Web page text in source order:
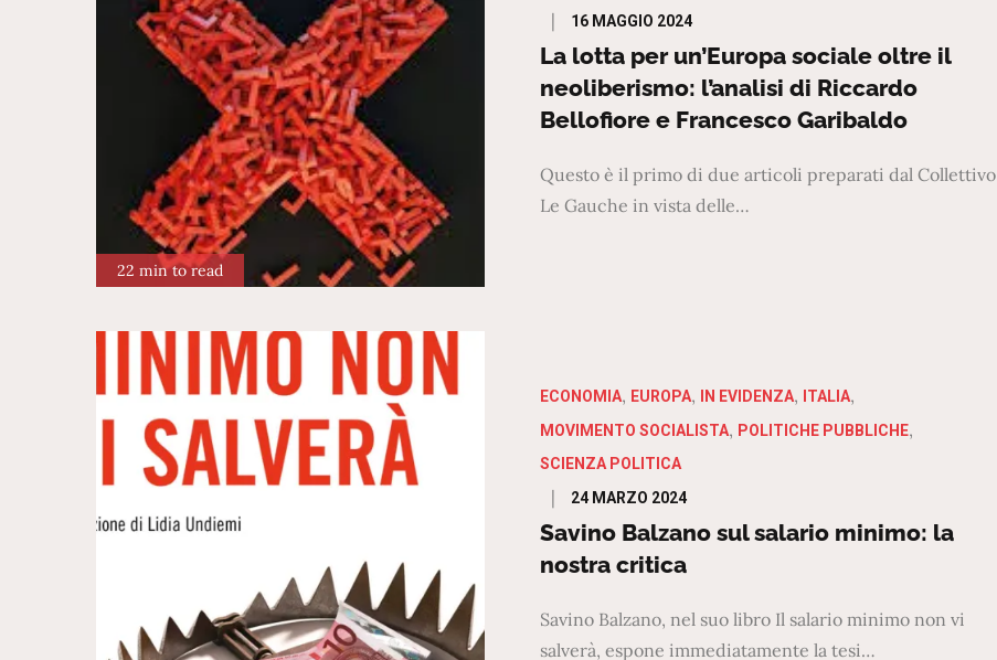
22 min to read
Posted
on
16 MAGGIO 2024
La lotta per un’Europa sociale oltre il
neoliberismo: l’analisi di Riccardo
Bellofiore e Francesco Garibaldo
Questo è il primo di due articoli preparati dal Collettivo
Le Gauche in vista delle…
ECONOMIA EUROPA IN EVIDENZA
ITALIA
MOVIMENTO SOCIALISTA
POLITICHE PUBBLICHE
SCIENZA POLITICA
Posted
on
24 MARZO 2024
Savino Balzano sul salario minimo: la
nostra critica
Savino Balzano, nel suo libro Il salario minimo non vi
salverà, espone immediatamente la tesi…